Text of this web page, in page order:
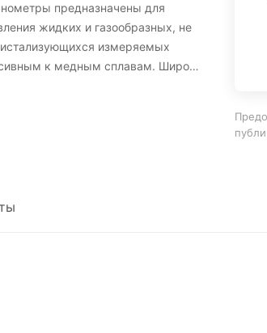
предназначены для
жидких и газообразных, не
измеряемых
к медным сплавам. Широко
баллонных редукторах и